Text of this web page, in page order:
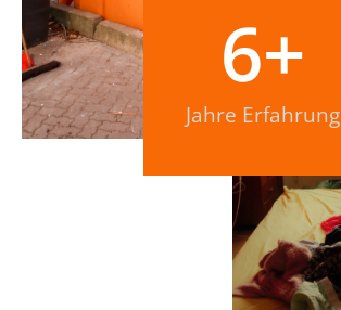
Jahre Erfahrung
6+